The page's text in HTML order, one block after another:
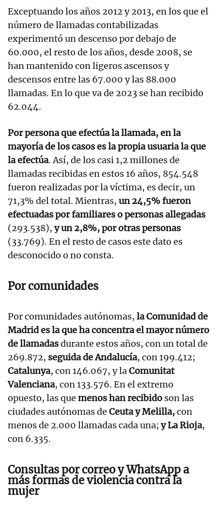
Exceptuando los años 2012 y 2013, en los que el
número de llamadas contabilizadas
experimentó un descenso por debajo de
60.000, el resto de los años, desde 2008, se
han mantenido con ligeros ascensos y
descensos entre las 67.000 y las 88.000
llamadas. En lo que va de 2023 se han recibido
62.044.
Por persona que efectúa la llamada, en la
mayoría de los casos es la propia usuaria la que
la efectúa. Así, de los casi 1,2 millones de
llamadas recibidas en estos 16 años, 854.548
fueron realizadas por la víctima, es decir, un
71,3% del total. Mientras, un 24,5% fueron
efectuadas por familiares o personas allegadas
(293.538), y un 2,8%, por otras personas
(33.769). En el resto de casos este dato es
desconocido o no consta.
Por comunidades
Por comunidades autónomas, la Comunidad de
Madrid es la que ha concentra el mayor número
de llamadasdurante estos años, con un total de
269.872, seguida de Andalucía, con 199.412;
Catalunya, con 146.067, y laComunitat
Valenciana, con 133.576. En el extremo
opuesto, las que menos han recibido son las
ciudades autónomas de Ceuta y Melilla,con
menos de 2.000 llamadas cada una; y La Rioja,
con 6.335.
Consultas por correo y WhatsApp a
más formas de violencia contra la
mujer